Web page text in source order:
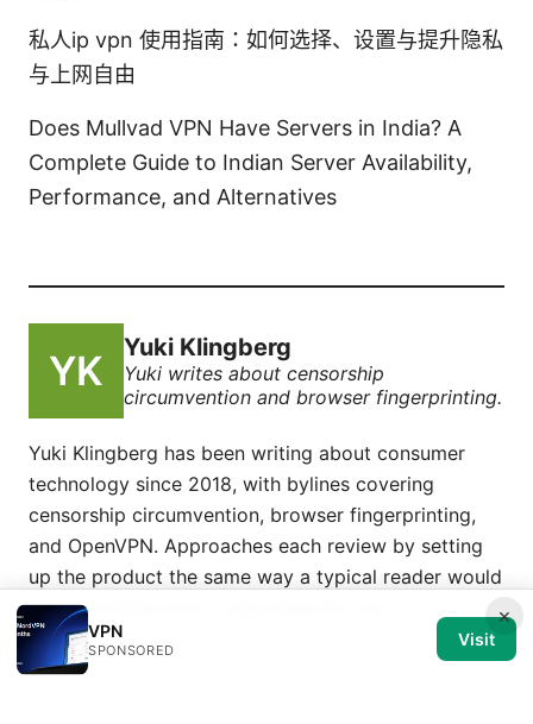
私人ip vpn 使用指南：如何选择、设置与提升隐私
与上网自由
Does Mullvad VPN Have Servers in India? A
Complete Guide to Indian Server Availability,
Performance, and Alternatives
Yuki Klingberg
Yuki writes about censorship
circumvention and browser fingerprinting.
Yuki Klingberg has been writing about consumer
technology since 2018, with bylines covering
censorship circumvention, browser fingerprinting,
and OpenVPN. Approaches each review by setting
up the product the same way a typical reader would
and recording every snag along the way.
×
VPN
SPONSORED
Visit